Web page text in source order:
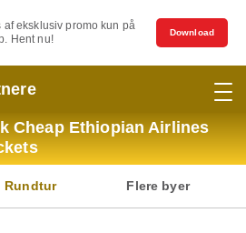
af eksklusiv promo kun på
Hent nu!
Download
Cheap Ethiopian Airlines
Rundtur Flere byer